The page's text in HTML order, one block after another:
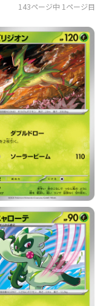
0件選択中
0件選択中
143ページ中 1 ページ目